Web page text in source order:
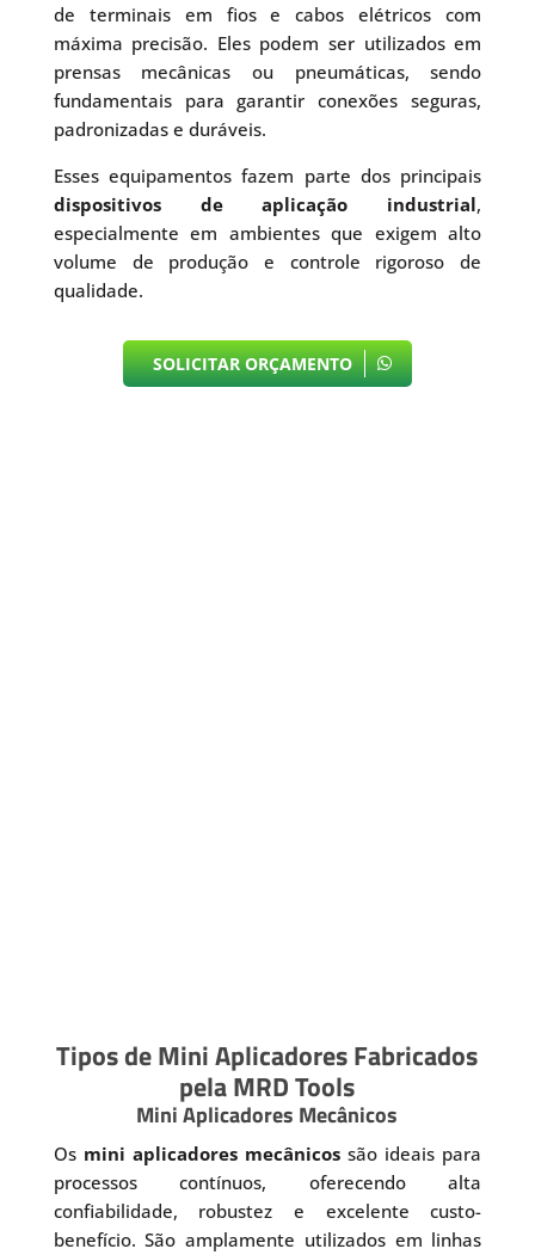
de terminais em fios e cabos elétricos com
máxima precisão. Eles podem ser utilizados em
prensas mecânicas ou pneumáticas, sendo
fundamentais para garantir conexões seguras,
padronizadas e duráveis.
Esses equipamentos fazem parte dos principais
dispositivos de aplicação industrial,
especialmente em ambientes que exigem alto
volume de produção e controle rigoroso de
qualidade.
SOLICITAR ORÇAMENTO
Tipos de Mini Aplicadores Fabricados
pela MRD Tools
Mini Aplicadores Mecânicos
Os mini aplicadores mecânicos são ideais para
processos contínuos, oferecendo alta
confiabilidade, robustez e excelente custo-
benefício. São amplamente utilizados em linhas